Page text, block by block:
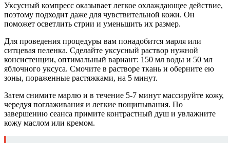
Уксусный компресс оказывает легкое охлаждающее действие,
поэтому подходит даже для чувствительной кожи. Он
поможет осветлить стрии и уменьшить их размер.
Для проведения процедуры вам понадобится марля или
ситцевая пеленка. Сделайте уксусный раствор нужной
консистенции, оптимальный вариант: 150 мл воды и 50 мл
яблочного уксуса. Смочите в растворе ткань и оберните ею
зоны, пораженные растяжками, на 5 минут.
Затем снимите марлю и в течение 5-7 минут массируйте кожу,
чередуя поглаживания и легкие пощипывания. По
завершению сеанса примите контрастный душ и увлажните
кожу маслом или кремом.